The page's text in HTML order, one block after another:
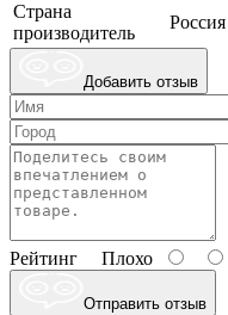
Страна
производитель
Россия
Добавить отзыв
Рейтинг Плохо
Отправить отзыв